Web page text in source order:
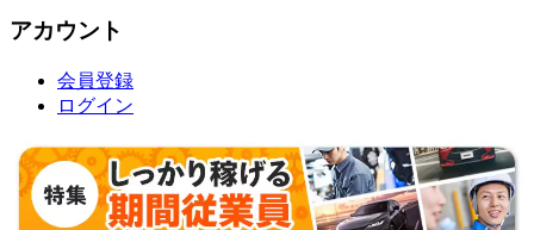
アカウント
会員登録
ログイン